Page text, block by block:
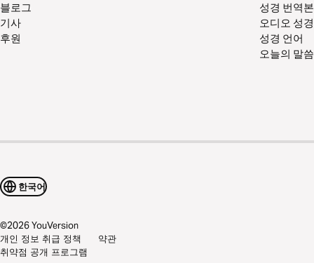
블로그
기사
후원
성경 번역본
오디오 성경
성경 언어
오늘의 말씀
한국어
©2026YouVersion
개인 정보 취급 정책
약관
취약점 공개 프로그램